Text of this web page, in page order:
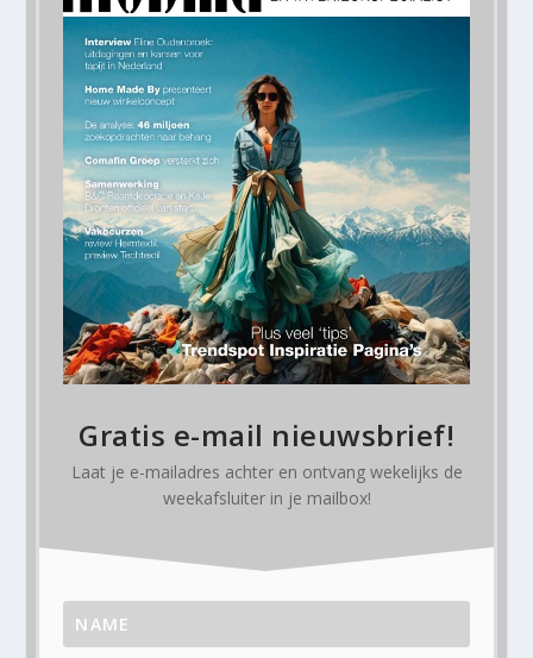
Gratis e-mail nieuwsbrief!
Laat je e-mailadres achter en ontvang wekelijks de
weekafsluiter in je mailbox!